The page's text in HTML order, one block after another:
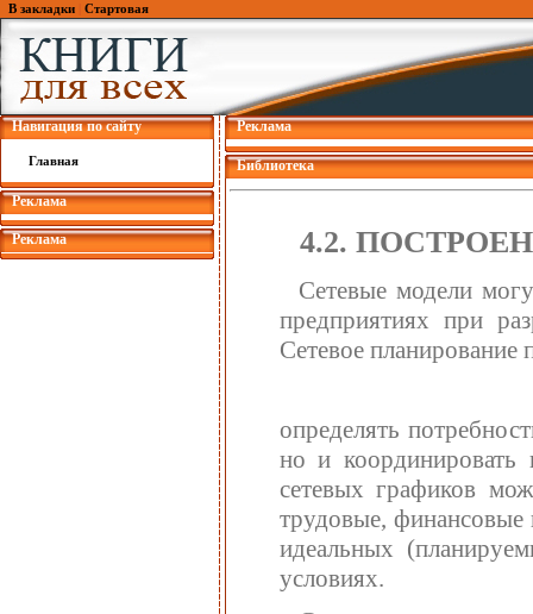
В закладки Стартовая
Навигация по сайту
Главная
Реклама
Реклама
Реклама
Библиотека
4.2.
Сетевые модели
предприятиях при
Сетевое планирование
определять
но и
сетевых графиков
трудовые, финансовые
идеальных
условиях.